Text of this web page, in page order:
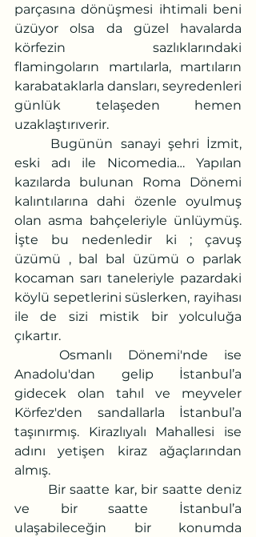
parçasına dönüşmesi ihtimali beni
üzüyor olsa da güzel havalarda
körfezin sazlıklarındaki
flamingoların martılarla, martıların
karabataklarla dansları, seyredenleri
günlük telaşeden hemen
uzaklaştırıverir.
eski adı ile Nicomedia… Yapılan
kazılarda bulunan Roma Dönemi
kalıntılarına dahi özenle oyulmuş
olan asma bahçeleriyle ünlüymüş.
İşte bu nedenledir ki ; çavuş
üzümü , bal bal üzümü o parlak
kocaman sarı taneleriyle pazardaki
köylü sepetlerini süslerken, rayihası
ile de sizi mistik bir yolculuğa
çıkartır.
Anadolu'dan gelip İstanbul’a
gidecek olan tahıl ve meyveler
Körfez'den sandallarla İstanbul’a
taşınırmış. Kirazlıyalı Mahallesi ise
adını yetişen kiraz ağaçlarından
almış.
ve bir saatte İstanbul’a
ulaşabileceğin bir konumda